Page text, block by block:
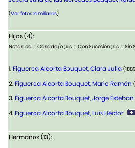
(Ver fotos familiares)
Hijos (4):
Notas: ca. = Casada/o ; c.s. = Con Sucesión ; s.s. = Sin
1.Figueroa Alcorta Bouquet, Clara Julia
2.Figueroa Alcorta Bouquet, Mario Ramón
3.Figueroa Alcorta Bouquet, Jorge Esteban
4.Figueroa Alcorta Bouquet, Luis Héctor
Hermanos (13):